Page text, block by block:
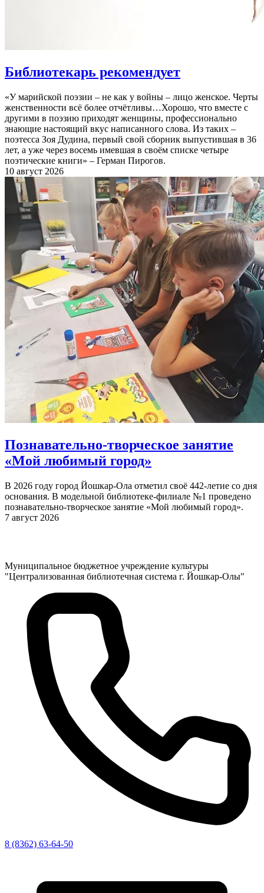
Библиотекарь рекомендует
«У марийской поэзии – не как у войны – лицо женское. Черты
женственности всё более отчётливы…Хорошо, что вместе с
другими в поэзию приходят женщины, профессионально
знающие настоящий вкус написанного слова. Из таких –
поэтесса Зоя Дудина, первый свой сборник выпустившая в 36
лет, а уже через восемь имевшая в своём списке четыре
поэтические книги» – Герман Пирогов.
10 август 2026
Познавательно-творческое занятие
«Мой любимый город»
В 2026 году город Йошкар-Ола отметил своё 442-летие со дня
основания. В модельной библиотеке-филиале №1 проведено
познавательно-творческое занятие «Мой любимый город».
7 август 2026
Муниципальное бюджетное учреждение культуры
"Централизованная библиотечная система г. Йошкар-Олы"
8 (8362) 63-64-50